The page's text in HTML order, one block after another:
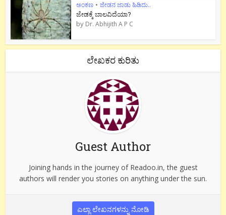
ಅಂಕಣ • ಜೇಡನ ಜಾಡು ಹಿಡಿದು..
ಜೇಡಕ್ಕೆ ಬಾಲವಿದೆಯಾ?
by Dr. Abhijith A P C
ಲೇಖಕರ ಕುರಿತು
Guest Author
Joining hands in the journey of Readoo.in, the guest
authors will render you stories on anything under the sun.
ಎಲ್ಲಾ ಲೇಖನಗಳನ್ನು ನೋಡಿ